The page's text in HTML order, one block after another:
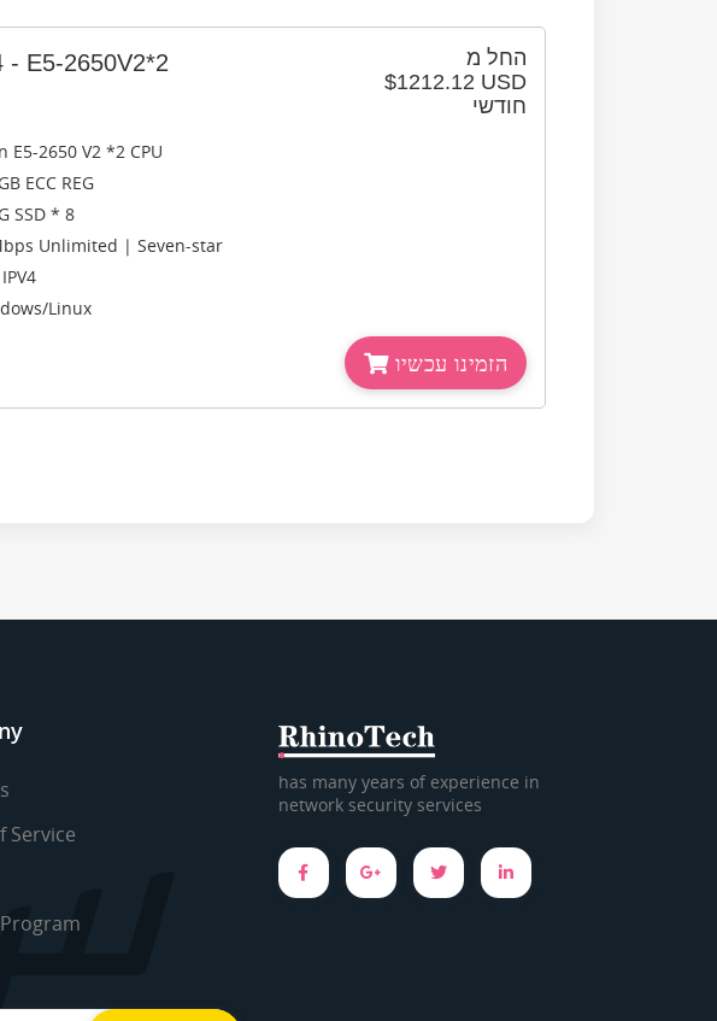
החל מ
$1212.12 USD
חודשי
- E5-2650V2*2
E5-2650 V2 *2 CPU
ECC REG
SSD * 8
Unlimited | Seven-star
Linux
הזמינו עכשיו
Service
has many years of experience in
network security services